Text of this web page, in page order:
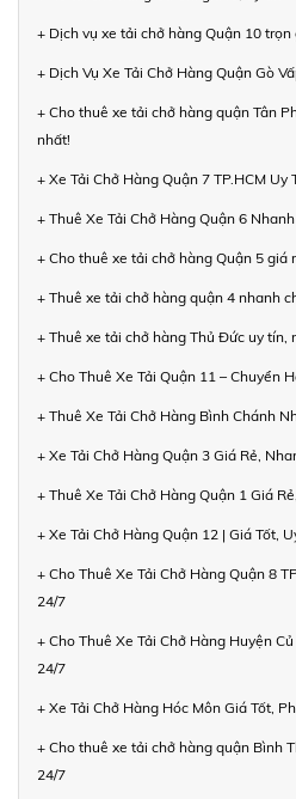
+ Dịch vụ xe tải chở hàng Quận 10
+ Dịch Vụ Xe Tải Chở Hàng Quận Gò
+ Cho thuê xe tải chở hàng quận Tân
nhất!
+ Xe Tải Chở Hàng Quận 7 TP.HCM Uy
+ Thuê Xe Tải Chở Hàng Quận 6
+ Cho thuê xe tải chở hàng Quận 5 giá
+ Thuê xe tải chở hàng quận 4 nhanh
+ Thuê xe tải chở hàng Thủ Đức uy tín,
+ Cho Thuê Xe Tải Quận 11 – Chuyển
+ Thuê Xe Tải Chở Hàng Bình Chánh
+ Xe Tải Chở Hàng Quận 3 Giá Rẻ,
+ Thuê Xe Tải Chở Hàng Quận 1 Giá
+ Xe Tải Chở Hàng Quận 12 | Giá Tốt,
+ Cho Thuê Xe Tải Chở Hàng Quận 8
24/7
+ Cho Thuê Xe Tải Chở Hàng Huyện
24/7
+ Xe Tải Chở Hàng Hóc Môn Giá Tốt,
+ Cho thuê xe tải chở hàng quận Bình
24/7